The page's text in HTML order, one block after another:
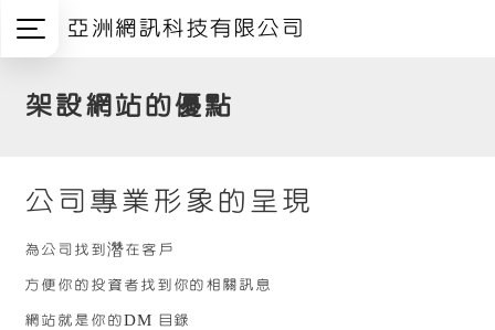
架設網站的優點
公司專業形象的呈現
為公司找到濳在客戶
方便你的投資者找到你的相關訊息
網站就是你的DM 目錄
亞洲網訊科技有限公司